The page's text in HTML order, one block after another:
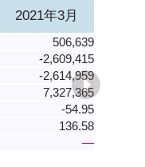
2021年3月
506,639
-2,609,415
-2,614,959
7,327,365
-54.95
136.58
―